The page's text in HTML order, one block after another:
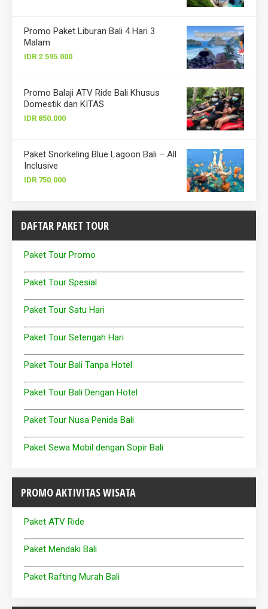
Promo Paket Liburan Bali 4 Hari 3
Malam
IDR 2.595.000
Promo Balaji ATV Ride Bali Khusus
Domestik dan KITAS
IDR 850.000
Paket Snorkeling Blue Lagoon Bali – All
Inclusive
IDR 750.000
DAFTAR PAKET TOUR
Paket Tour Promo
Paket Tour Spesial
Paket Tour Satu Hari
Paket Tour Setengah Hari
Paket Tour Bali Tanpa Hotel
Paket Tour Bali Dengan Hotel
Paket Tour Nusa Penida Bali
Paket Sewa Mobil dengan Sopir Bali
PROMO AKTIVITAS WISATA
Paket ATV Ride
Paket Mendaki Bali
Paket Rafting Murah Bali